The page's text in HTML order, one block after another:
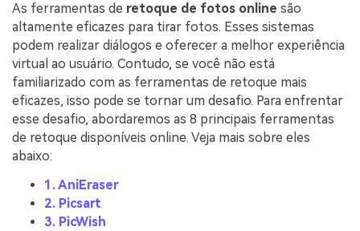
As ferramentas de retoque de fotos online são
altamente eficazes para tirar fotos. Esses sistemas
podem realizar diálogos e oferecer a melhor experiência
virtual ao usuário. Contudo, se você não está
familiarizado com as ferramentas de retoque mais
eficazes, isso pode se tornar um desafio. Para enfrentar
esse desafio, abordaremos as 8 principais ferramentas
de retoque disponíveis online. Veja mais sobre eles
abaixo:
1. AniEraser
2. Picsart
3. PicWish